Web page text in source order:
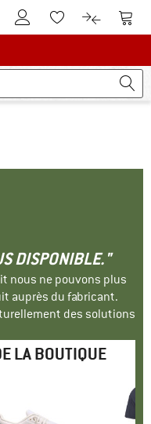
Vers le compte client
Vers la liste
Vers le
DISPONIBLE."
nous ne pouvons plus
auprès du fabricant.
des solutions
LA BOUTIQUE